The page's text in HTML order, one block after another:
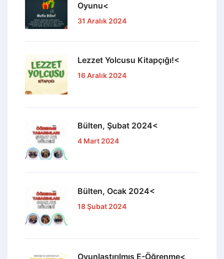
Oyunu<
31 Aralık 2024
Lezzet Yolcusu Kitapçığı!<
16 Aralık 2024
Bülten, Şubat 2024<
4 Mart 2024
Bülten, Ocak 2024<
18 Şubat 2024
Oyunlaştırılmış E-Öğrenme<